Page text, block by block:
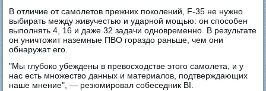
В отличие от самолетов прежних поколений, F-35 не нужно
выбирать между живучестью и ударной мощью: он способен
выполнять 4, 16 и даже 32 задачи одновременно. В результате
он уничтожит наземные ПВО гораздо раньше, чем они
обнаружат его.
"Мы глубоко убеждены в превосходстве этого самолета, и у
нас есть множество данных и материалов, подтверждающих
наше мнение", — резюмировал собеседник BI.